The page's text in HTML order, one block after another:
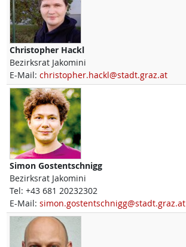
Christopher Hackl
Bezirksrat Jakomini
E-Mail: christopher.hackl@stadt.graz.at
Simon Gostentschnigg
Bezirksrat Jakomini
Tel: +43 681 20232302
E-Mail: simon.gostentschnigg@stadt.graz.at